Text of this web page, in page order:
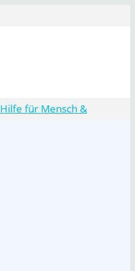
Hilfe für Mensch &